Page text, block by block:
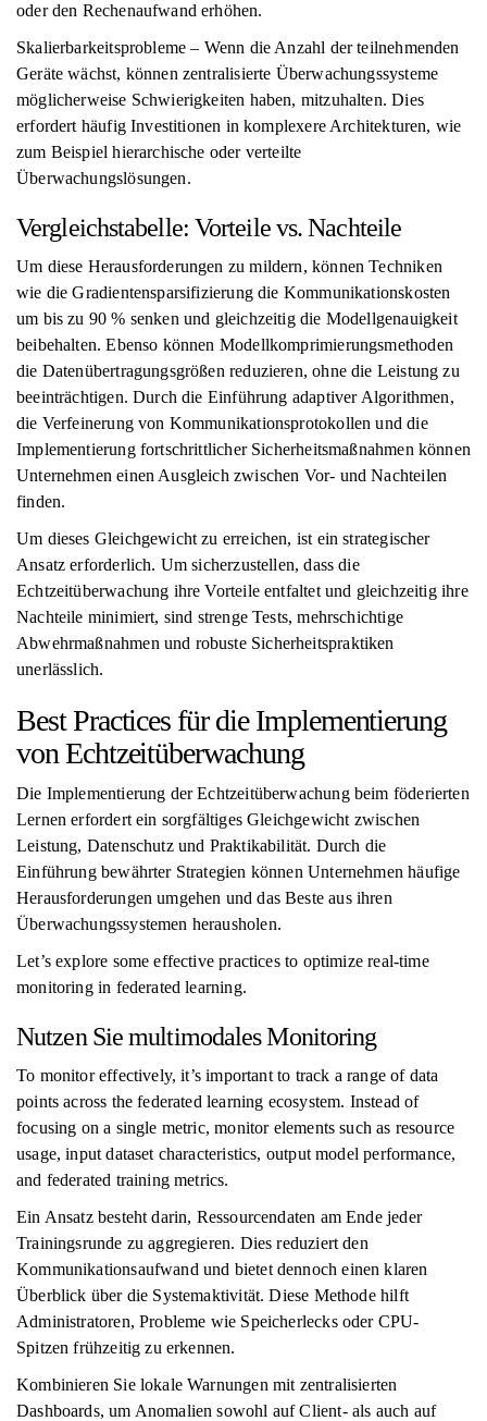
oder den Rechenaufwand erhöhen.
Skalierbarkeitsprobleme – Wenn die Anzahl der teilnehmenden
Geräte wächst, können zentralisierte Überwachungssysteme
möglicherweise Schwierigkeiten haben, mitzuhalten. Dies
erfordert häufig Investitionen in komplexere Architekturen, wie
zum Beispiel hierarchische oder verteilte
Überwachungslösungen.
Vergleichstabelle: Vorteile vs. Nachteile
Um diese Herausforderungen zu mildern, können Techniken
wie die Gradientensparsifizierung die Kommunikationskosten
um bis zu 90 % senken und gleichzeitig die Modellgenauigkeit
beibehalten. Ebenso können Modellkomprimierungsmethoden
die Datenübertragungsgrößen reduzieren, ohne die Leistung zu
beeinträchtigen. Durch die Einführung adaptiver Algorithmen,
die Verfeinerung von Kommunikationsprotokollen und die
Implementierung fortschrittlicher Sicherheitsmaßnahmen können
Unternehmen einen Ausgleich zwischen Vor- und Nachteilen
finden.
Um dieses Gleichgewicht zu erreichen, ist ein strategischer
Ansatz erforderlich. Um sicherzustellen, dass die
Echtzeitüberwachung ihre Vorteile entfaltet und gleichzeitig ihre
Nachteile minimiert, sind strenge Tests, mehrschichtige
Abwehrmaßnahmen und robuste Sicherheitspraktiken
unerlässlich.
Best Practices für die Implementierung
von Echtzeitüberwachung
Die Implementierung der Echtzeitüberwachung beim föderierten
Lernen erfordert ein sorgfältiges Gleichgewicht zwischen
Leistung, Datenschutz und Praktikabilität. Durch die
Einführung bewährter Strategien können Unternehmen häufige
Herausforderungen umgehen und das Beste aus ihren
Überwachungssystemen herausholen.
Let’s explore some effective practices to optimize real-time
monitoring in federated learning.
Nutzen Sie multimodales Monitoring
To monitor effectively, it’s important to track a range of data
points across the federated learning ecosystem. Instead of
focusing on a single metric, monitor elements such as resource
usage, input dataset characteristics, output model performance,
and federated training metrics.
Ein Ansatz besteht darin, Ressourcendaten am Ende jeder
Trainingsrunde zu aggregieren. Dies reduziert den
Kommunikationsaufwand und bietet dennoch einen klaren
Überblick über die Systemaktivität. Diese Methode hilft
Administratoren, Probleme wie Speicherlecks oder CPU-
Spitzen frühzeitig zu erkennen.
Kombinieren Sie lokale Warnungen mit zentralisierten
Dashboards, um Anomalien sowohl auf Client- als auch auf